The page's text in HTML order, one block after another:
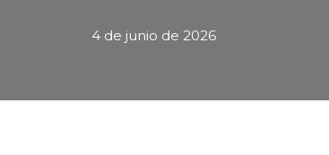
4 de junio de 2026